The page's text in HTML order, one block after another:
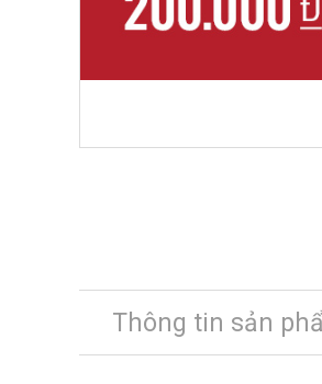
Thông tin sản